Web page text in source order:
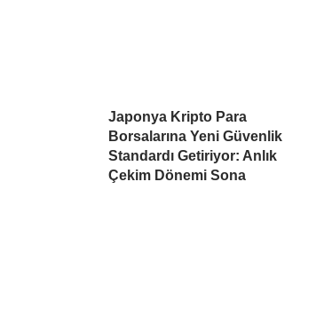
Japonya Kripto Para
Borsalarına Yeni Güvenlik
Standardı Getiriyor: Anlık
Çekim Dönemi Sona